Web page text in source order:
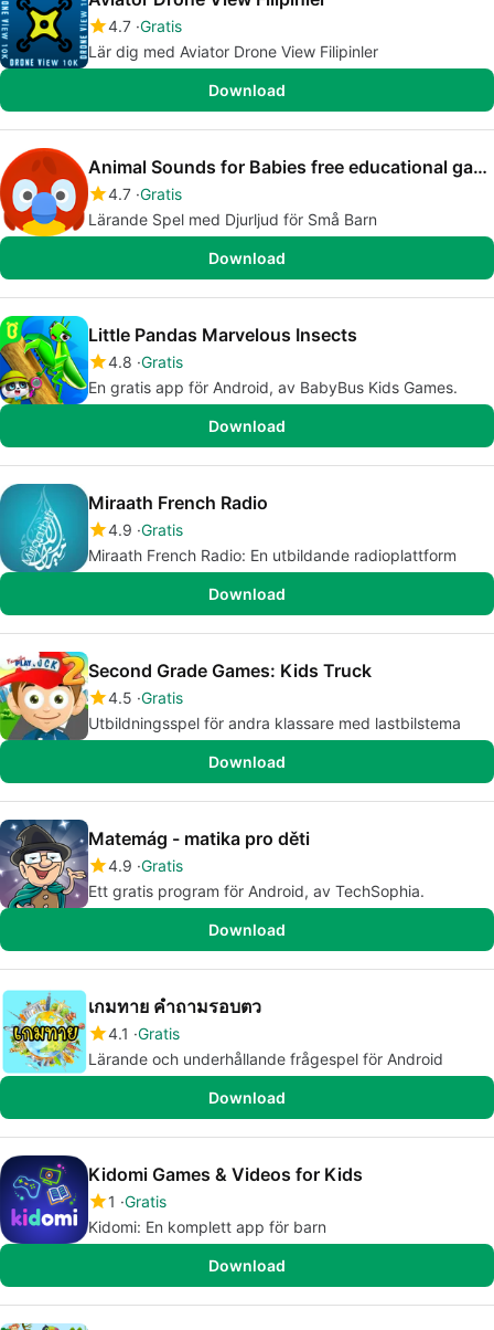
4.7 Gratis
Lär dig med Aviator Drone View Filipinler
Download
Animal Sounds for Babies free educational game
4.7 Gratis
Lärande Spel med Djurljud för Små Barn
Download
Little Pandas Marvelous Insects
4.8 Gratis
En gratis app för Android, av BabyBus Kids Games.
Download
Miraath French Radio
4.9 Gratis
Miraath French Radio: En utbildande radioplattform
Download
Second Grade Games: Kids Truck
4.5 Gratis
Utbildningsspel för andra klassare med lastbilstema
Download
Matemág - matika pro děti
4.9 Gratis
Ett gratis program för Android, av TechSophia.
Download
เกมทาย คำถามรอบตว
4.1 Gratis
Lärande och underhållande frågespel för Android
Download
Kidomi Games & Videos for Kids
1 Gratis
Kidomi: En komplett app för barn
Download